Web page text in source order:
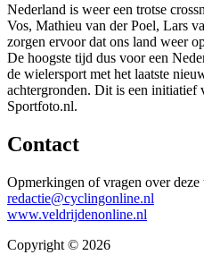
Nederland is weer een trotse
Vos, Mathieu van der Poel, Lars
zorgen ervoor dat ons land weer
De hoogste tijd dus voor een
de wielersport met het laatste
achtergronden. Dit is een
Sportfoto.nl.
Contact
Opmerkingen of vragen over
redactie@cyclingonline.nl
www.veldrijdenonline.nl
Copyright © 2026